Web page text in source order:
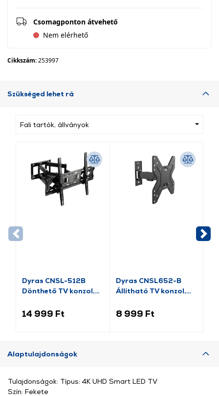
Csomagponton átvehető
Nem elérhető
Cikkszám:253997
Szükséged lehet rá
Fali tartók, állványok
Dyras CNSL-512B
Dönthető TV konzol,
14 999 Ft
Dyras CNSL652-B
Állítható TV konzol,
8 999 Ft
Alaptulajdonságok
Tulajdonságok: Típus: 4K UHD Smart LED TV
Szín: Fekete